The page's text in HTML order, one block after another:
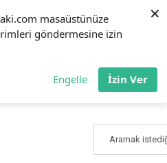
masaüstünüze
göndermesine izin
Engelle İzin Ver
×